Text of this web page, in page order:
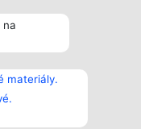
na
materiály.
Kontakt